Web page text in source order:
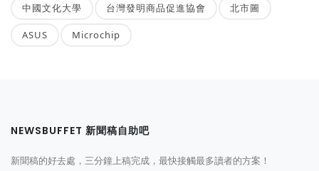
中國文化大學 台灣發明商品促進協會 北市圖
ASUS Microchip
NEWSBUFFET 新聞稿自助吧
新聞稿的好去處，三分鐘上稿完成，最快接觸最多讀者的方案！